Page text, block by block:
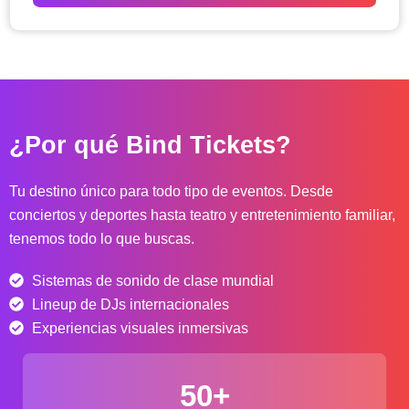
d
p
c
i
s
:
d
d
$
¿Por qué Bind Tickets?
Tu destino único para todo tipo de eventos. Desde
conciertos y deportes hasta teatro y entretenimiento familiar,
tenemos todo lo que buscas.
Sistemas de sonido de clase mundial
Lineup de DJs internacionales
Experiencias visuales inmersivas
50+